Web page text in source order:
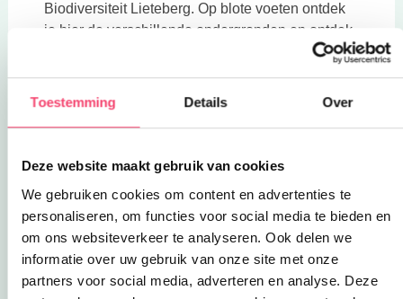
Toestemming Details Over
Deze website maakt gebruik van cookies
We gebruiken cookies om content en advertenties te
personaliseren, om functies voor social media te bieden en
om ons websiteverkeer te analyseren. Ook delen we
informatie over uw gebruik van onze site met onze
partners voor social media, adverteren en analyse. Deze
Biodiversiteit Lieteberg. Op blote voeten ontdek
je hier de verschillende ondergronden en ontdek
Familieparcours »